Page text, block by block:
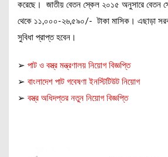
করেছে। জাতীয় বেতন স্কেল ২০১৫ অনুসারে
থেকে ১১,০০০-২৬,৫৯০/- টাকা মাসিক। এছাড়া
সুবিধা প্রাপ্ত হবেন।
➢ পাট ও বস্ত্র মন্ত্রণালয় নিয়োগ বিজ্ঞপ্তি
➢ বাংলাদেশ পাট গবেষণা ইনস্টিটিউট নিয়োগ
➢ বস্ত্র অধিদপ্তর নতুন নিয়োগ বিজ্ঞপ্তি